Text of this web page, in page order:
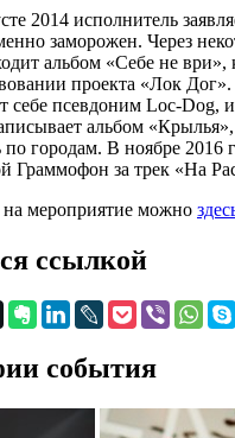
2014 исполнитель
заморожен. Через
альбом «Себе не ври»,
проекта «Лок
себе псевдоним Loc-Dog,
альбом
по городам. В ноябре 2016
Граммофон за трек «На
мероприятие можно
ссылкой
события